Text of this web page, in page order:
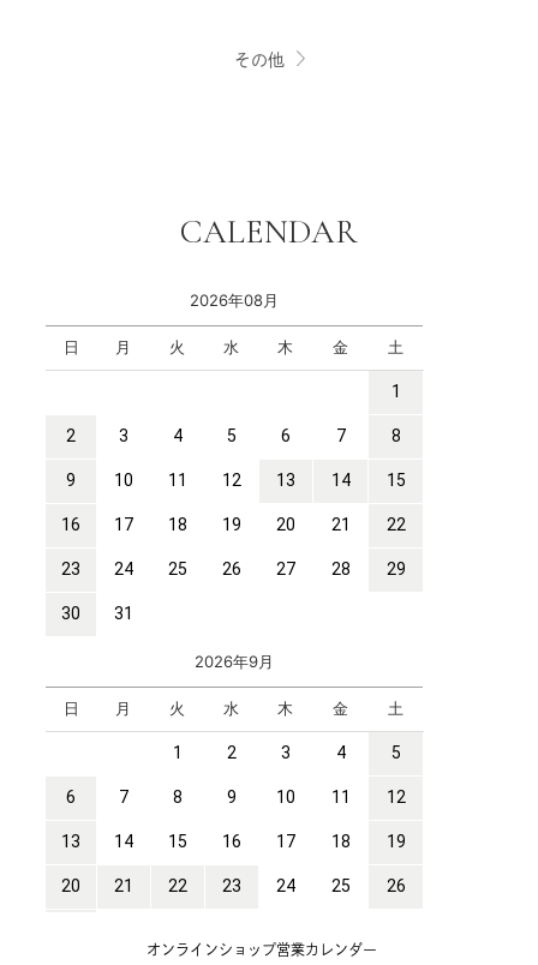
その他
CALENDAR
オンラインショップ営業カレンダー